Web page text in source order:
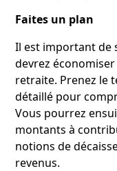
Faites un plan
Il est important de
devrez
retraite. Prenez le
détaillé pour
Vous pourrez
montants à
notions de
revenus.